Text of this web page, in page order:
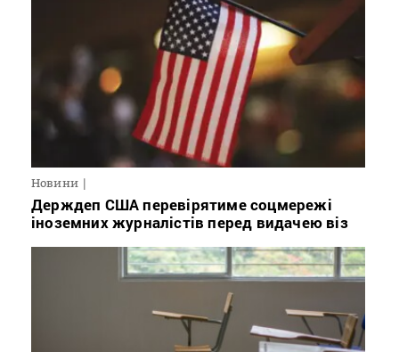
Новини
Держдеп США перевірятиме соцмережі
іноземних журналістів перед видачею віз